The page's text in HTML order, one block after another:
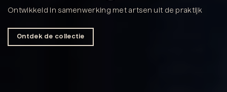
Ontwikkeld in samenwerking met artsen uit de praktijk
Ontdek de collectie